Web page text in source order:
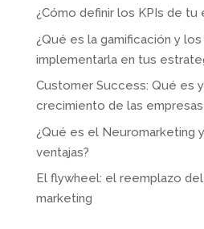
¿Cómo definir los KPIs de tu
¿Qué es la gamificación y
implementarla en tus
Customer Success: Qué es
crecimiento de las empresas
¿Qué es el Neuromarketing
ventajas?
El flywheel: el reemplazo
marketing